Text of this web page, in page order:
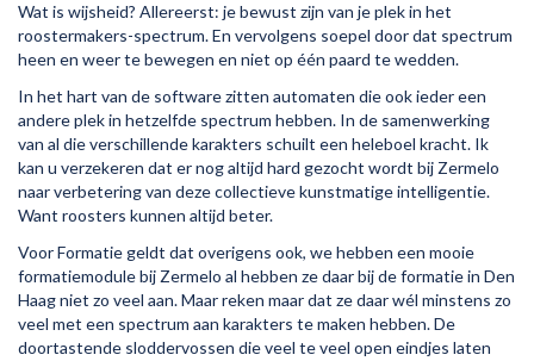
Wat is wijsheid? Allereerst: je bewust zijn van je plek in het
roostermakers-spectrum. En vervolgens soepel door dat spectrum
heen en weer te bewegen en niet op één paard te wedden.
In het hart van de software zitten automaten die ook ieder een
andere plek in hetzelfde spectrum hebben. In de samenwerking
van al die verschillende karakters schuilt een heleboel kracht. Ik
kan u verzekeren dat er nog altijd hard gezocht wordt bij Zermelo
naar verbetering van deze collectieve kunstmatige intelligentie.
Want roosters kunnen altijd beter.
Voor Formatie geldt dat overigens ook, we hebben een mooie
formatiemodule bij Zermelo al hebben ze daar bij de formatie in Den
Haag niet zo veel aan. Maar reken maar dat ze daar wél minstens zo
veel met een spectrum aan karakters te maken hebben. De
doortastende sloddervossen die veel te veel open eindjes laten